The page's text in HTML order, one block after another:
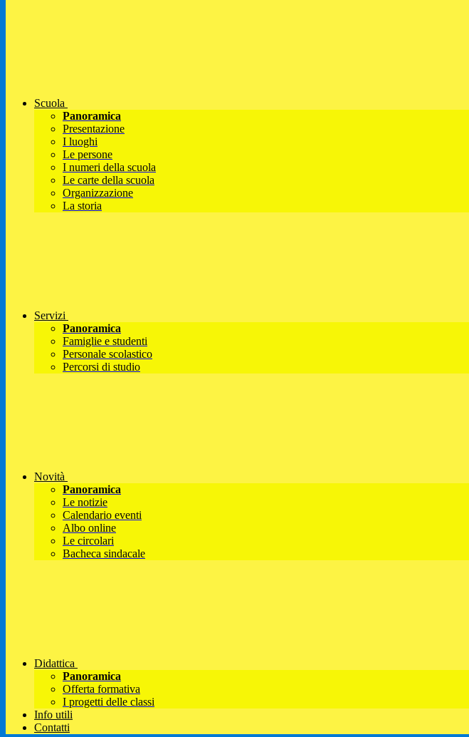
Scuola
Panoramica
Presentazione
I luoghi
Le persone
I numeri della scuola
Le carte della scuola
Organizzazione
La storia
Servizi
Panoramica
Famiglie e studenti
Personale scolastico
Percorsi di studio
Novità
Panoramica
Le notizie
Calendario eventi
Albo online
Le circolari
Bacheca sindacale
Didattica
Panoramica
Offerta formativa
I progetti delle classi
Info utili
Contatti